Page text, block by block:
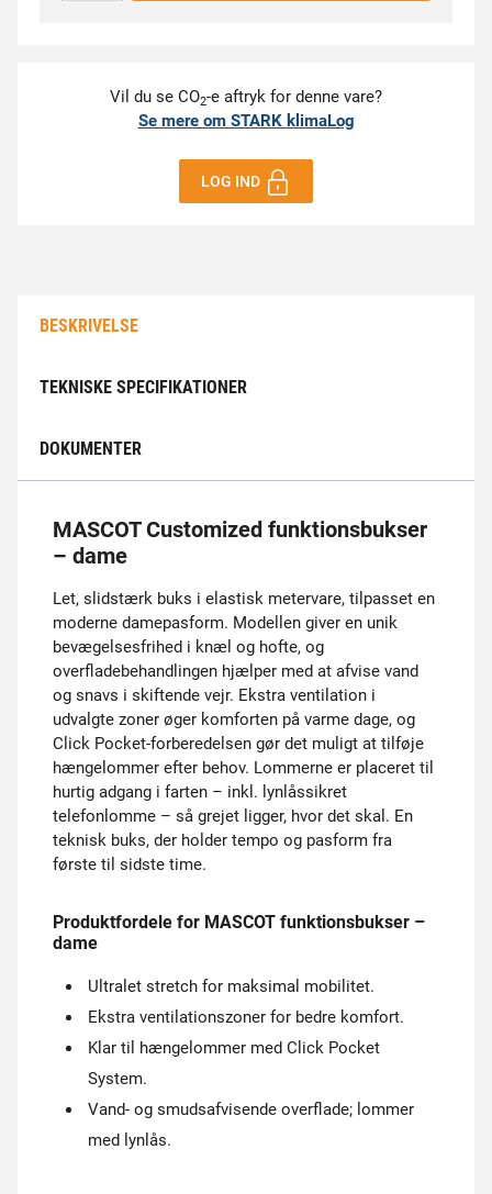
Vil du se CO2-e aftryk for denne vare?
Se mere om STARK klimaLog
LOG IND
BESKRIVELSE
TEKNISKE SPECIFIKATIONER
DOKUMENTER
MASCOT Customized funktionsbukser
– dame
Let, slidstærk buks i elastisk metervare, tilpasset en
moderne damepasform. Modellen giver en unik
bevægelsesfrihed i knæl og hofte, og
overfladebehandlingen hjælper med at afvise vand
og snavs i skiftende vejr. Ekstra ventilation i
udvalgte zoner øger komforten på varme dage, og
Click Pocket-forberedelsen gør det muligt at tilføje
hængelommer efter behov. Lommerne er placeret til
hurtig adgang i farten – inkl. lynlåssikret
telefonlomme – så grejet ligger, hvor det skal. En
teknisk buks, der holder tempo og pasform fra
første til sidste time.
Produktfordele for MASCOT funktionsbukser –
dame
Ultralet stretch for maksimal mobilitet.
Ekstra ventilationszoner for bedre komfort.
Klar til hængelommer med Click Pocket
System.
Vand- og smudsafvisende overflade; lommer
med lynlås.